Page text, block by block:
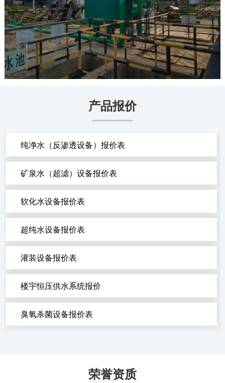
产品报价
纯净水（反渗透设备）报价表
矿泉水（超滤）设备报价表
软化水设备报价表
超纯水设备报价表
灌装设备报价表
楼宇恒压供水系统报价
臭氧杀菌设备报价表
荣誉资质